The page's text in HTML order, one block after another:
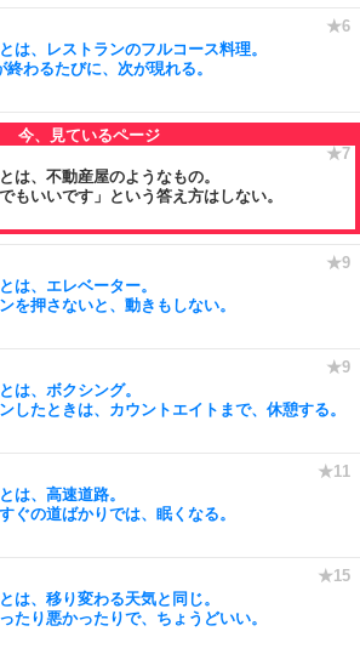
は、レストランのフルコース料理。
終わるたびに、次が現れる。
は、不動産屋のようなもの。
でもいいです」という答え方はしない。
は、エレベーター。
を押さないと、動きもしない。
は、ボクシング。
したときは、カウントエイトまで、休憩する。
は、高速道路。
ぐの道ばかりでは、眠くなる。
は、移り変わる天気と同じ。
たり悪かったりで、ちょうどいい。